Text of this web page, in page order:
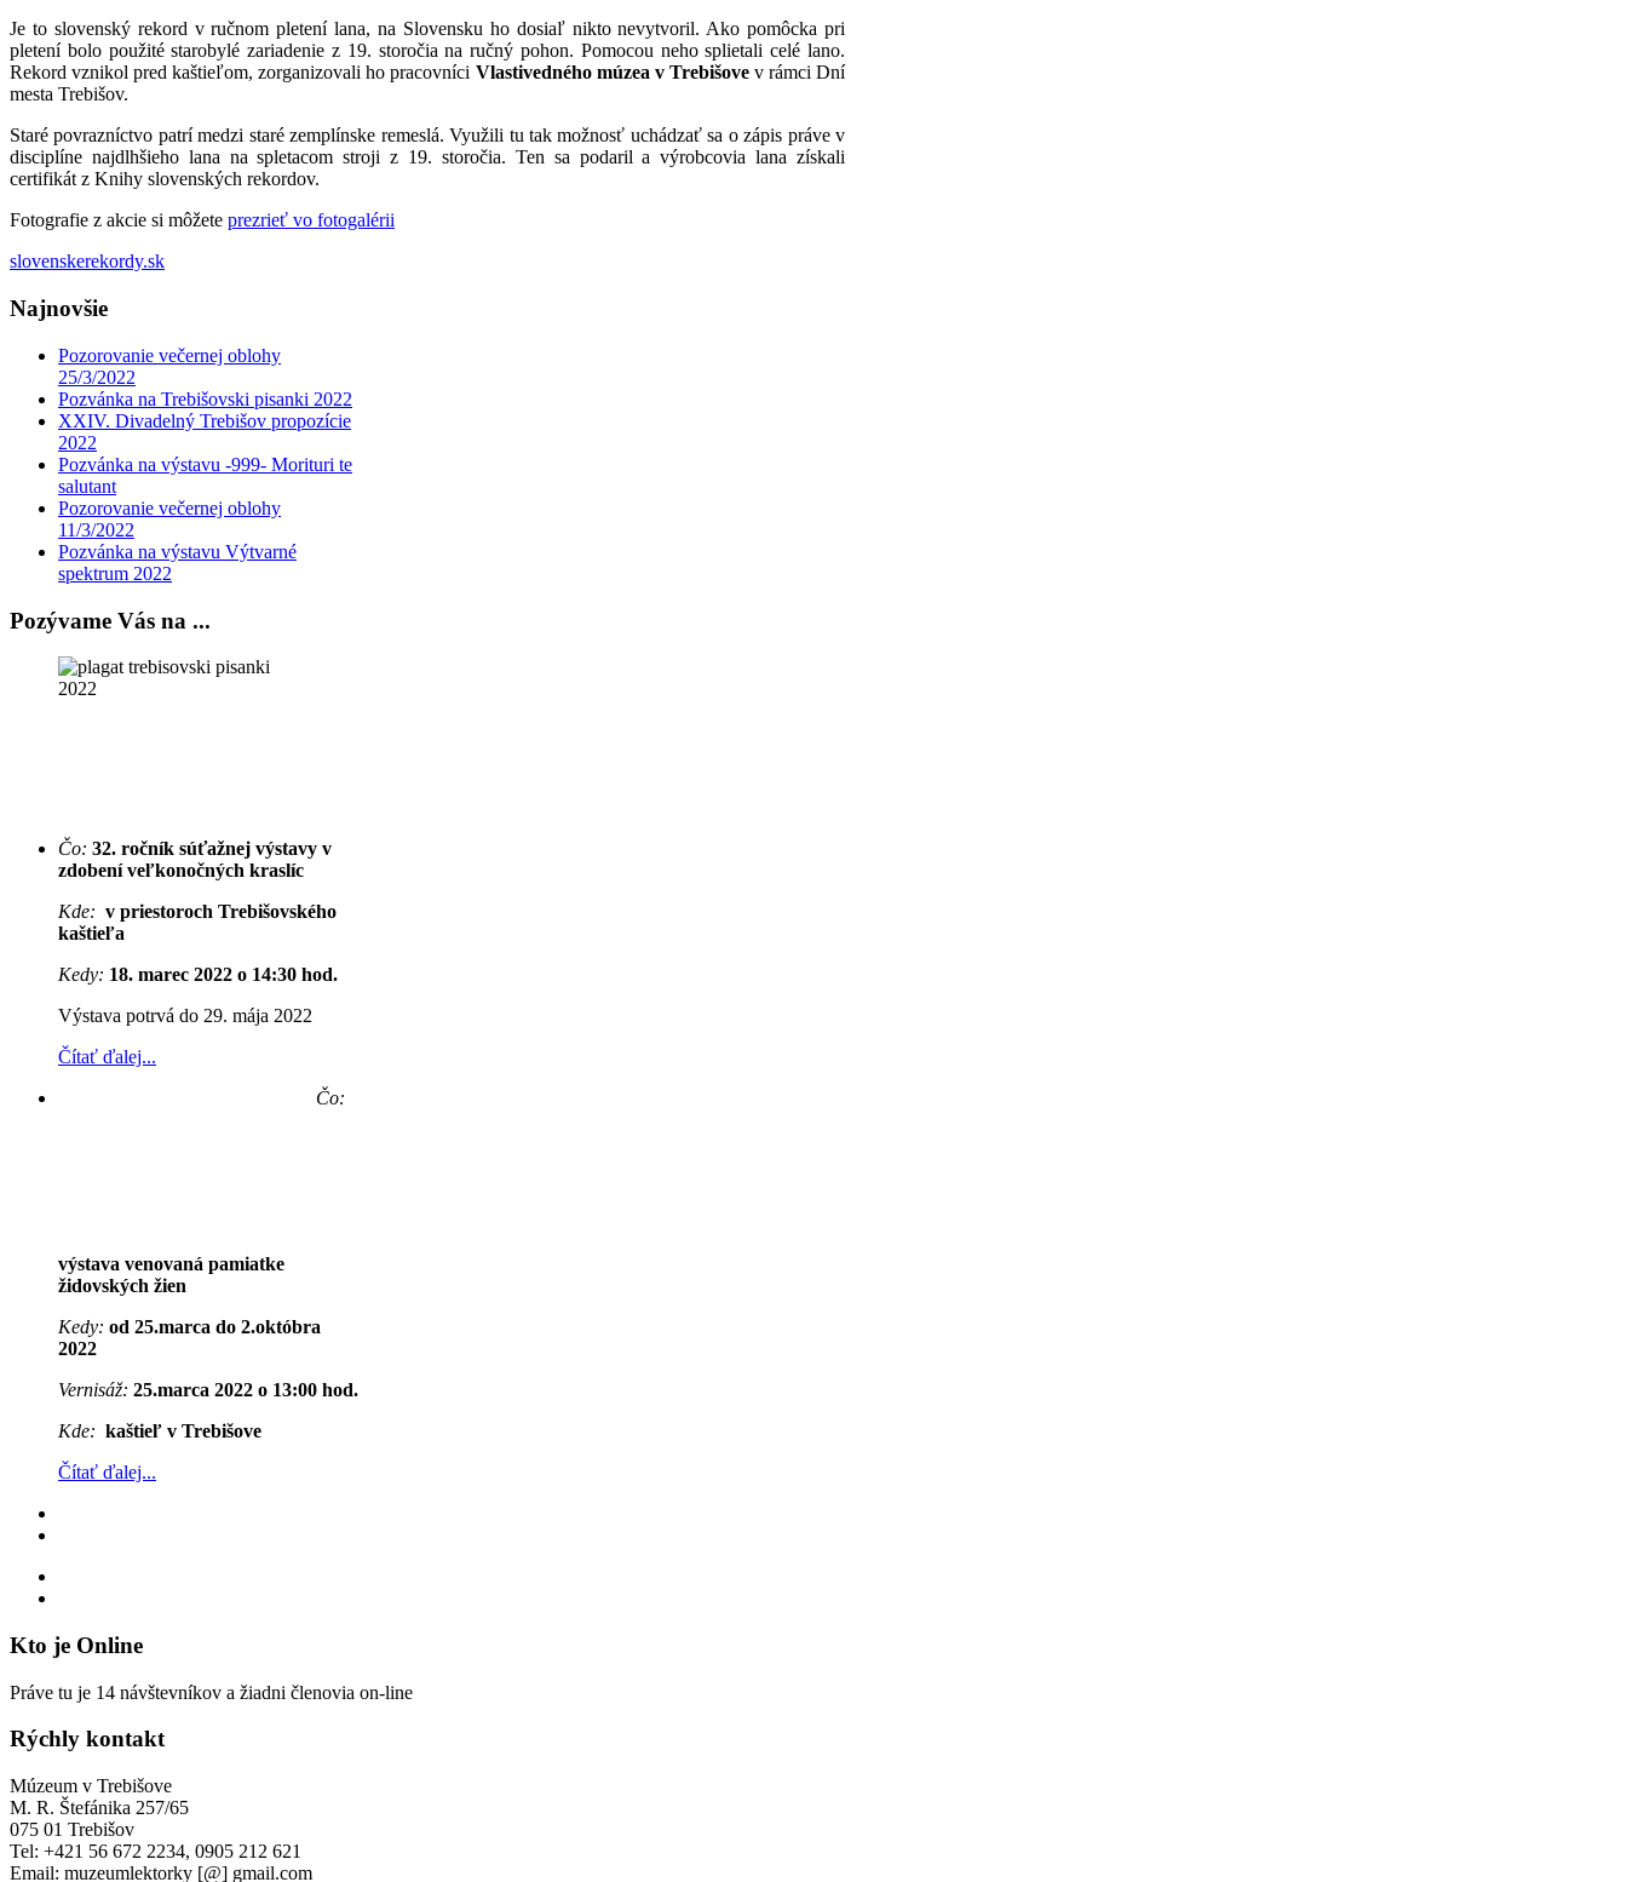
Je to slovenský rekord v ručnom pletení lana, na Slovensku ho dosiaľ nikto nevytvoril. Ako pomôcka pri
pletení bolo použité starobylé zariadenie z 19. storočia na ručný pohon. Pomocou neho splietali celé lano.
Rekord vznikol pred kaštieľom, zorganizovali ho pracovníci Vlastivedného múzea v Trebišovev rámci Dní
mesta Trebišov.
Staré povrazníctvo patrí medzi staré zemplínske remeslá. Využili tu tak možnosť uchádzať sa o zápis práve v
disciplíne najdlhšieho lana na spletacom stroji z 19. storočia. Ten sa podaril a výrobcovia lana získali
certifikát z Knihy slovenských rekordov.
Fotografie z akcie si môžete prezrieť vo fotogalérii
slovenskerekordy.sk
Najnovšie
Pozorovanie večernej oblohy
25/3/2022
Pozvánka na Trebišovski pisanki 2022
XXIV. Divadelný Trebišov propozície
2022
Pozvánka na výstavu -999- Morituri te
salutant
Pozorovanie večernej oblohy
11/3/2022
Pozvánka na výstavu Výtvarné
spektrum 2022
Pozývame Vás na ...
Čo: 32. ročník súťažnej výstavy v
zdobení veľkonočných kraslíc
Kde: v priestoroch Trebišovského
kaštieľa
Kedy: 18. marec 2022 o 14:30 hod.
Výstava potrvá do 29. mája 2022
Čítať ďalej...
Čo:
výstava venovaná pamiatke
židovských žien
Kedy: od 25.marca do 2.októbra
2022
Vernisáž: 25.marca 2022 o 13:00 hod.
Kde: kaštieľ v Trebišove
Čítať ďalej...
Kto je Online
Práve tu je 14 návštevníkov a žiadni členovia on-line
Rýchly kontakt
Múzeum v Trebišove
M. R. Štefánika 257/65
075 01 Trebišov
Tel: +421 56 672 2234, 0905 212 621
Email: muzeumlektorky [@] gmail.com